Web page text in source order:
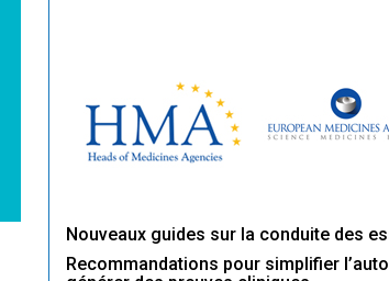
Nouveaux guides sur la conduite des
Recommandations pour simplifier